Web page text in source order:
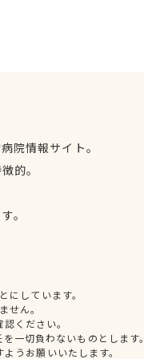
院情報サイト。
的。
。
しています。
せん。
ください。
一切負わないものとします。
うお願いいたします。